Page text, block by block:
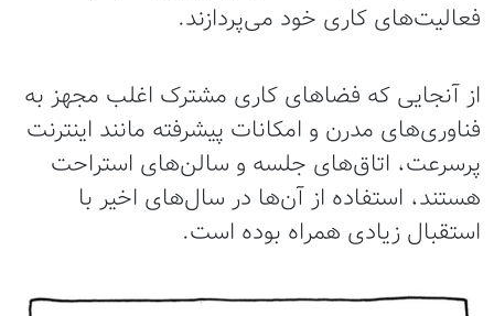
فعالیت‌های کاری خود می‌پردازند.
از آنجایی که فضاهای کاری مشترک اغلب مجهز به
فناوری‌های مدرن و امکانات پیشرفته مانند اینترنت
پرسرعت، اتاق‌های جلسه و سالن‌های استراحت
هستند، استفاده از آن‌ها در سال‌های اخیر با
استقبال زیادی همراه بوده است.